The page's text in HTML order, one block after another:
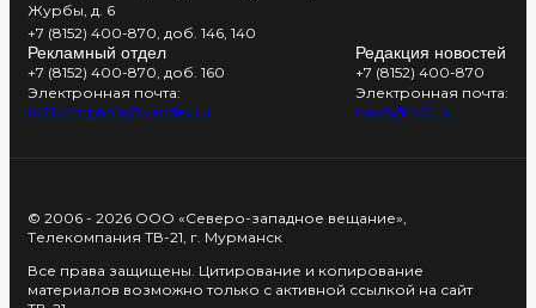
Журбы, д. 6
+7 (8152) 400-870, доб. 146, 140
Рекламный отдел
+7 (8152) 400-870, доб. 160
Электронная почта:
tv21kompania@yandex.ru
Редакция новостей
+7 (8152) 400-870
Электронная почта:
news@tv21.ru
© 2006 - 2026 ООО «Северо-западное вещание»,
Телекомпания ТВ-21, г. Мурманск
Все права защищены. Цитирование и копирование
материалов возможно только с активной ссылкой на сайт